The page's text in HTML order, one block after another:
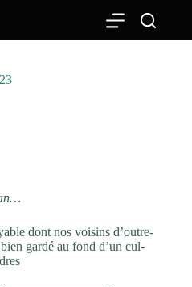
dont nos voisins d’outre-
gardé au fond d’un cul-